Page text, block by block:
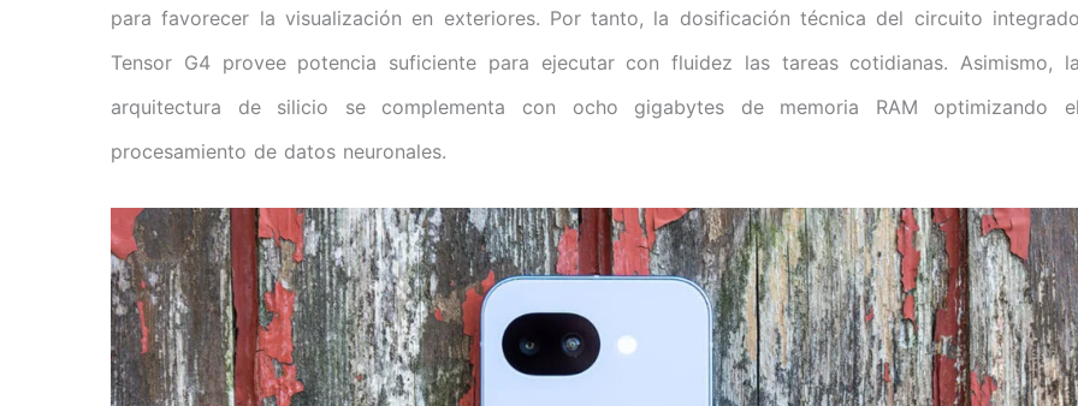
para favorecer la visualización en exteriores. Por tanto, la dosificación técnica del circuito integrado
Tensor G4 provee potencia suficiente para ejecutar con fluidez las tareas cotidianas. Asimismo, la
arquitectura de silicio se complementa con ocho gigabytes de memoria RAM optimizando el
procesamiento de datos neuronales.